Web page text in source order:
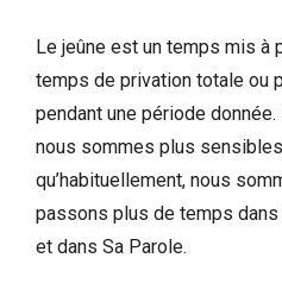
Le jeûne est un temps mis à
temps de privation totale ou
pendant une période
nous sommes plus
qu’habituellement, nous
passons plus de temps
et dans Sa Parole.